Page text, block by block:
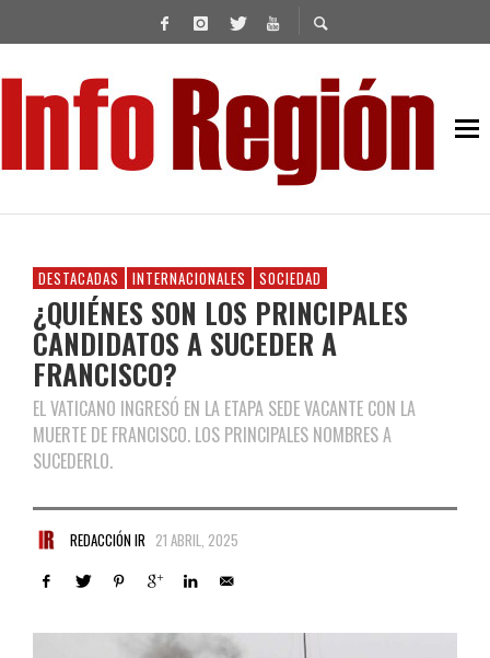
DESTACADAS INTERNACIONALES SOCIEDAD
¿QUIÉNES SON LOS PRINCIPALES
CANDIDATOS A SUCEDER A
FRANCISCO?
EL VATICANO INGRESÓ EN LA ETAPA SEDE VACANTE CON LA
MUERTE DE FRANCISCO. LOS PRINCIPALES NOMBRES A
SUCEDERLO.
REDACCIÓN IR 21 ABRIL, 2025